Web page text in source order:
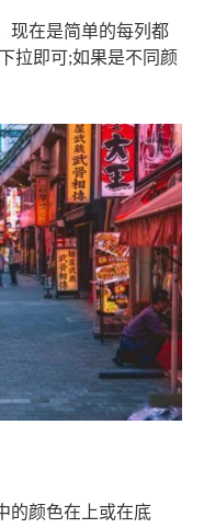
现在是简单的每列都
拉即可;如果是不同颜
的颜色在上或在底